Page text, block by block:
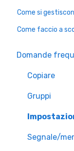
Come si
Come faccio a
Domande
Copiare
Gruppi
Segnale/